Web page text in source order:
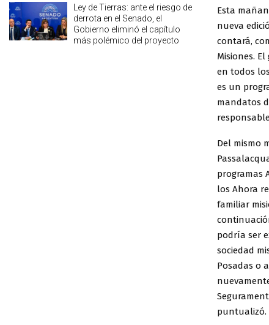
Esta
nueva
contará,
Misiones.
en todos
es un
mandatos
Del mismo
programas
los Ahora
familiar
podría ser
sociedad
Posadas o
puntualizó.
Ley de Tierras: ante el riesgo de
derrota en el Senado, el
Gobierno eliminó el capítulo
más polémico del proyecto